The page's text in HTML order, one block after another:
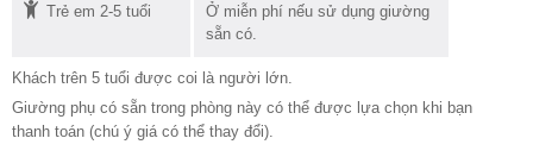
Trẻ em 2-5 tuổi
Ở miễn phí nếu sử dụng giường
sẵn có.
Khách trên 5 tuổi được coi là người lớn.
Giường phụ có sẵn trong phòng này có thể được lựa chọn khi bạn
thanh toán (chú ý giá có thể thay đổi).